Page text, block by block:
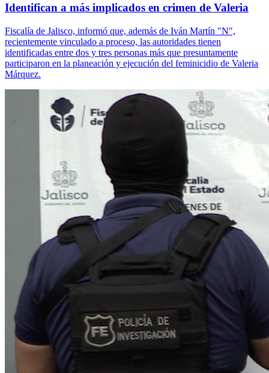
Identifican a más implicados en crimen de Valeria
Fiscalía de Jalisco, informó que, además de Iván Martín "N",
recientemente vinculado a proceso, las autoridades tienen
identificadas entre dos y tres personas más que presuntamente
participaron en la planeación y ejecución del feminicidio de Valeria
Márquez.